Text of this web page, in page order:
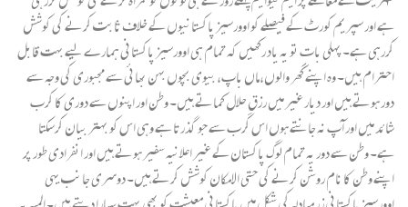
ہے اور سپریم کورٹ کے فیصلے کو اوورسیز پاکستانیوں کے خلاف ثابت کرنے کی کوشش
کررہی ہے۔ پہلی بات تو یہ یاد رکھیں کہ تمام ہی اوورسیز پاکستانی ہمارے لیے بہت قابل
احترام ہیں۔ وہ اپنے گھر والوں،ماں باپ، بیوی بچوں بہن بھائی سے مجبوری کی وجہ سے
دور ہوتے ہیں اور دیار غیر میں رزقِ حلال کماتے ہیں۔ وطن اور اپنوں سے دوری کا کرب
شائد میں اور آپ نہ جانتے ہوں اس کرب سے جو گذرتا ہے وہی اس کو بہتر بیان کرسکتا
ہے۔ وطن سے دور یہ تمام لوگ پاکستان کے غیر اعلانیہ سفیر ہوتے ہیں اور انفرادی طور پر
اپنے وطن کا نام روشن کرنے کی حتی الامکان کوشش کرتے ہیں۔ دوسری جانب یہی